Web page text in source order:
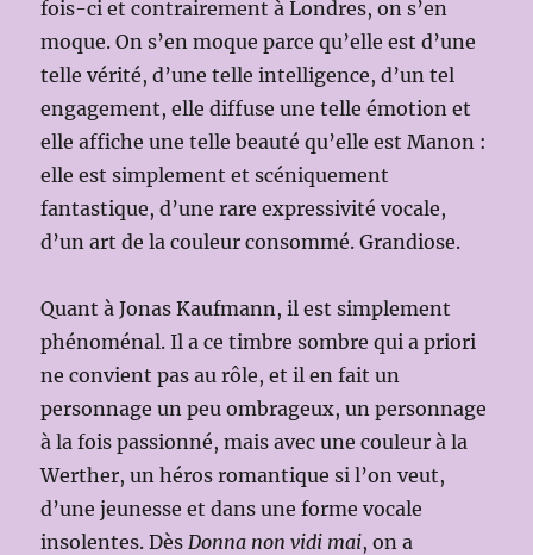
fois-ci et contrairement à Londres, on s’en
moque. On s’en moque parce qu’elle est d’une
telle vérité, d’une telle intelligence, d’un tel
engagement, elle diffuse une telle émotion et
elle affiche une telle beauté qu’elle est Manon :
elle est simplement et scéniquement
fantastique, d’une rare expressivité vocale,
d’un art de la couleur consommé. Grandiose.
Quant à Jonas Kaufmann, il est simplement
phénoménal. Il a ce timbre sombre qui a priori
ne convient pas au rôle, et il en fait un
personnage un peu ombrageux, un personnage
à la fois passionné, mais avec une couleur à la
Werther, un héros romantique si l’on veut,
d’une jeunesse et dans une forme vocale
insolentes. Dès Donna non vidi mai, on a